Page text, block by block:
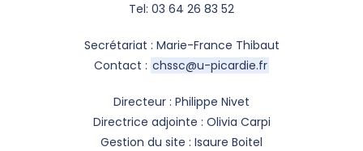
Tel: 03 64 26 83 52
Secrétariat : Marie-France Thibaut
Contact : chssc@u-picardie.fr
Directeur : Philippe Nivet
Directrice adjointe : Olivia Carpi
Gestion du site : Isaure Boitel